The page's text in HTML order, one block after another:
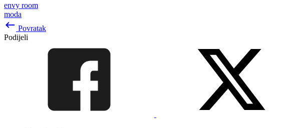
envy room
moda
keyboard_backspace Povratak
Podijeli